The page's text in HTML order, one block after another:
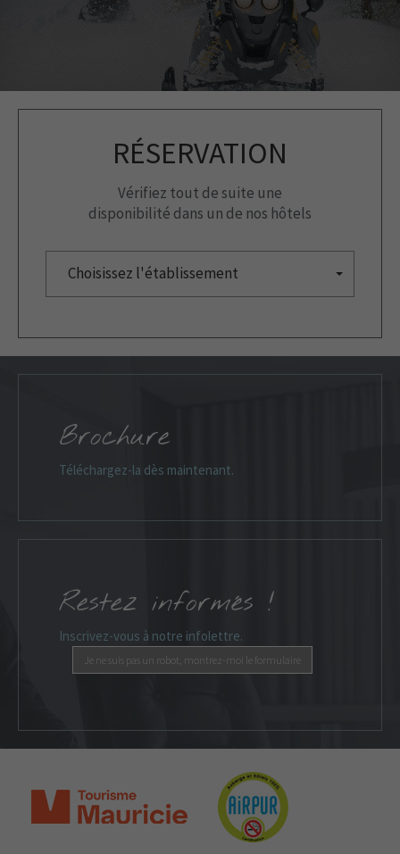
RÉSERVATION
Vérifiez tout de suite une
disponibilité dans un de nos hôtels
Choisissez l'établissement
Brochure
Téléchargez-la dès maintenant.
Restez informés !
Inscrivez-vous à notre infolettre.
Je ne suis pas un robot, montrez-moi le formulaire